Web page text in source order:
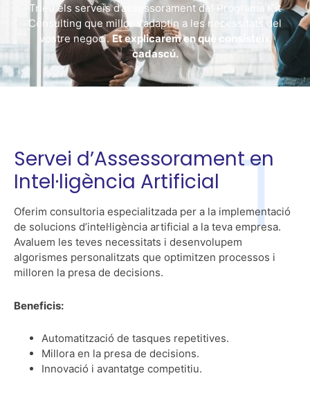
Trieu els serveis d’assessorament del Programa Kit
Consulting que millor s’adaptin a les necessitats del
vostre negoci.Et explicarem en què consisteix
cadascú.
Servei d’Assessorament en
Intel·ligència Artificial
Oferim consultoria especialitzada per a la implementació
de solucions d’intel·ligència artificial a la teva empresa.
Avaluem les teves necessitats i desenvolupem
algorismes personalitzats que optimitzen processos i
milloren la presa de decisions.
Beneficis:
Automatització de tasques repetitives.
Millora en la presa de decisions.
Innovació i avantatge competitiu.